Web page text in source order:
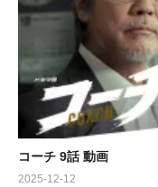
緊迫感あふれる心理戦
第6話。果たして益山
して、向井が抱く不穏
今すぐテレビの前に集
コーチ 9話 動画
2025-12-12